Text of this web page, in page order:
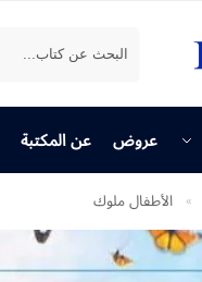
بحث
عروض عن المكتبة
» الأطفال ملوك